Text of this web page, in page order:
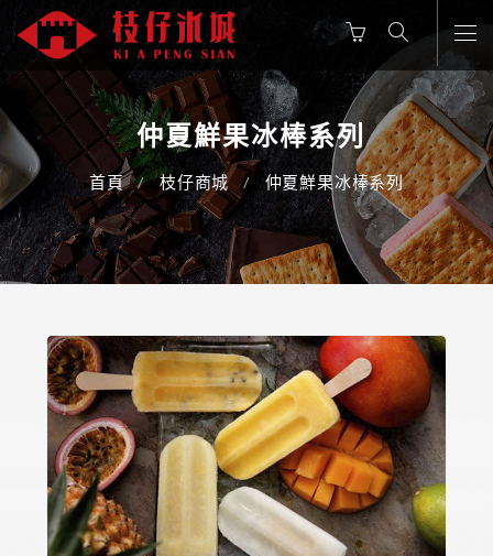
仲夏鮮果冰棒系列
首頁 枝仔商城 仲夏鮮果冰棒系列